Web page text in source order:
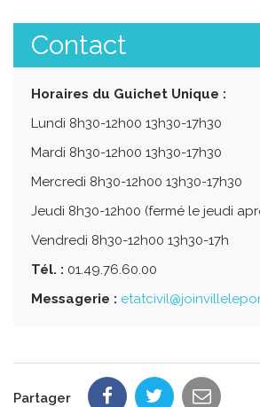
Contact
Horaires du Guichet Unique :
Lundi 8h30-12h00 13h30-17h30
Mardi 8h30-12h00 13h30-17h30
Mercredi 8h30-12h00 13h30-17h30
Jeudi 8h30-12h00 (fermé le jeudi
Vendredi 8h30-12h00 13h30-17h
Tél. : 01.49.76.60.00
Messagerie :
Partager